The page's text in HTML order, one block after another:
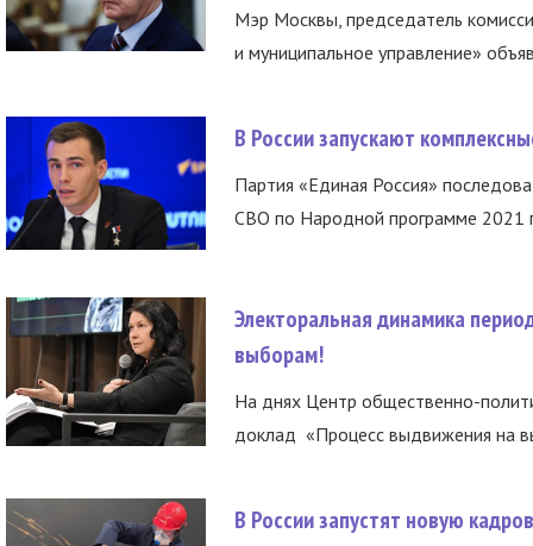
Мэр Москвы, председатель
и муниципальное управление»
В России запускают
Партия «Единая Россия»
СВО по Народной программе 2021
Электоральная динамика
выборам!
На днях Центр общественно-
доклад «Процесс выдвижения на
В России запустят новую